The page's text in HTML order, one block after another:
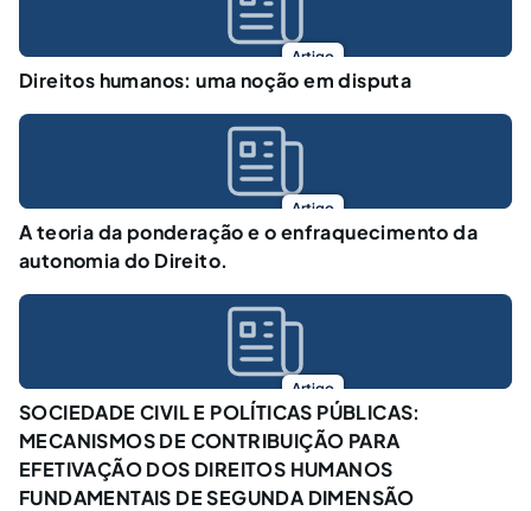
Artigo
Direitos humanos: uma noção em disputa
Artigo
A teoria da ponderação e o enfraquecimento da
autonomia do Direito.
Artigo
SOCIEDADE CIVIL E POLÍTICAS PÚBLICAS:
MECANISMOS DE CONTRIBUIÇÃO PARA
EFETIVAÇÃO DOS DIREITOS HUMANOS
FUNDAMENTAIS DE SEGUNDA DIMENSÃO